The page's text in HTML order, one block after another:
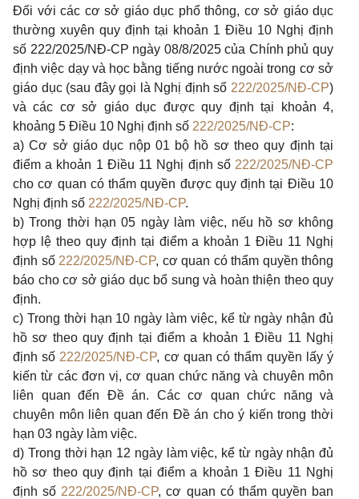
Đối với các cơ sở giáo dục phổ thông, cơ sở giáo dục
thường xuyên quy định tại khoản 1 Điều 10 Nghị định
số 222/2025/NĐ-CP ngày 08/8/2025 của Chính phủ quy
định việc dạy và học bằng tiếng nước ngoài trong cơ sở
giáo dục (sau đây gọi là Nghị định số 222/2025/NĐ-CP)
và các cơ sở giáo dục được quy định tại khoản 4,
khoảng 5 Điều 10 Nghị định số 222/2025/NĐ-CP:
a) Cơ sở giáo dục nộp 01 bộ hồ sơ theo quy định tại
điểm a khoản 1 Điều 11 Nghị định số 222/2025/NĐ-CP
cho cơ quan có thẩm quyền được quy định tại Điều 10
Nghị định số 222/2025/NĐ-CP.
b) Trong thời hạn 05 ngày làm việc, nếu hồ sơ không
hợp lệ theo quy định tại điểm a khoản 1 Điều 11 Nghị
định số 222/2025/NĐ-CP, cơ quan có thẩm quyền thông
báo cho cơ sở giáo dục bổ sung và hoàn thiện theo quy
định.
c) Trong thời hạn 10 ngày làm việc, kể từ ngày nhận đủ
hồ sơ theo quy định tại điểm a khoản 1 Điều 11 Nghị
định số 222/2025/NĐ-CP, cơ quan có thẩm quyền lấy ý
kiến từ các đơn vị, cơ quan chức năng và chuyên môn
liên quan đến Đề án. Các cơ quan chức năng và
chuyên môn liên quan đến Đề án cho ý kiến trong thời
hạn 03 ngày làm việc.
d) Trong thời hạn 12 ngày làm việc, kể từ ngày nhận đủ
hồ sơ theo quy định tại điểm a khoản 1 Điều 11 Nghị
định số 222/2025/NĐ-CP, cơ quan có thẩm quyền ban